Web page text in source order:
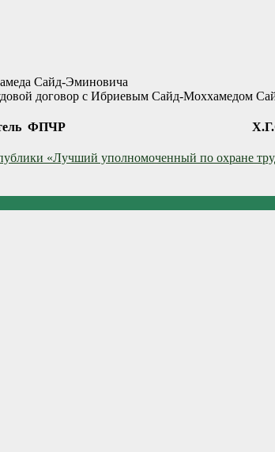
Сайд-Эминовича
договор с Ибриевым Сайд-Моххамедом
ФПЧР
«Лучший уполномоченный по охране